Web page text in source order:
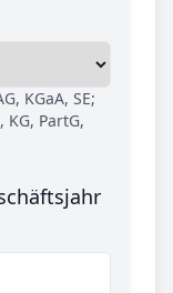
KGaA, SE;
KG, PartG,